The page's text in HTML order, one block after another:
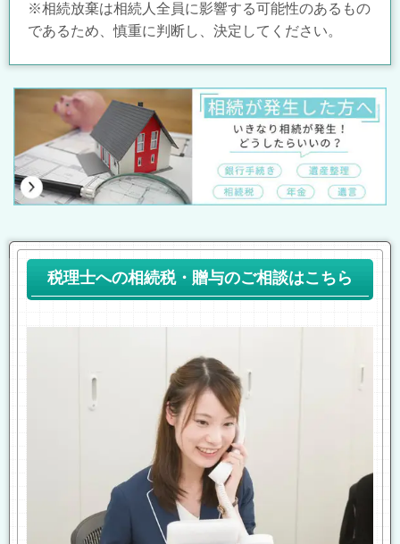
※相続放棄は相続人全員に影響する可能性のあるもの
であるため、慎重に判断し、決定してください。
税理士への相続税・贈与のご相談はこちら